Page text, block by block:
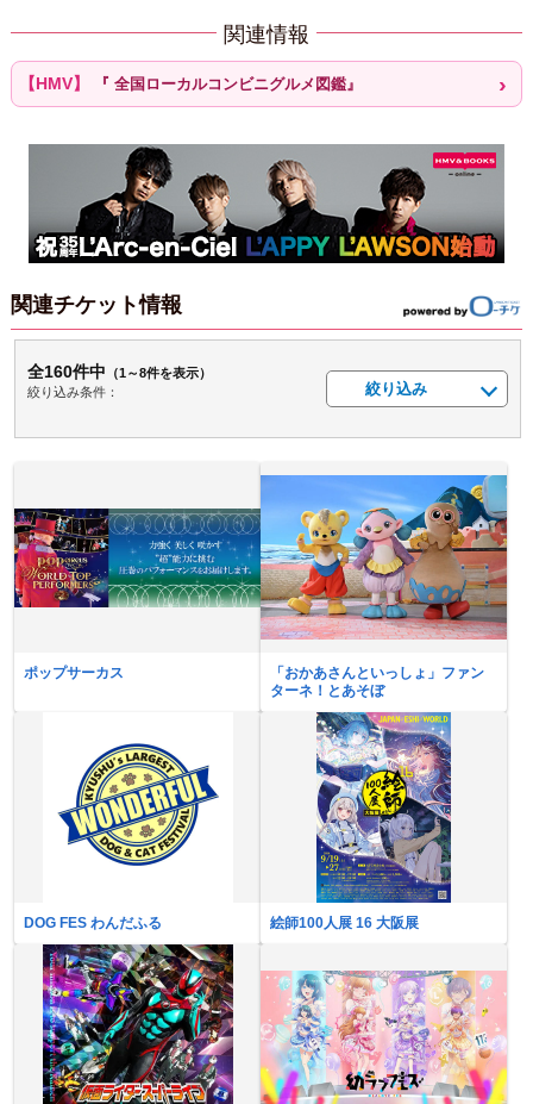
関連情報
『 全国ローカルコンビニグルメ図鑑』
関連チケット情報
全160件中 （1～8件を表示）
絞り込み条件：
絞り込み
ポップサーカス
「おかあさんといっしょ」ファン
ターネ！とあそぼ
DOG FES わんだふる 絵師100人展 16 大阪展